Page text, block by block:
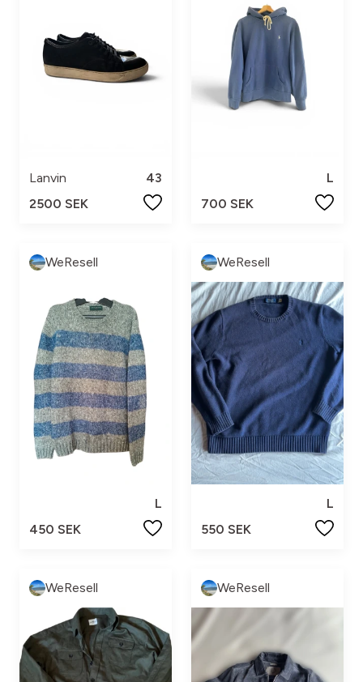
Lanvin
43
2500 SEK
L
700 SEK
WeResell
L
450 SEK
WeResell
L
550 SEK
WeResell WeResell